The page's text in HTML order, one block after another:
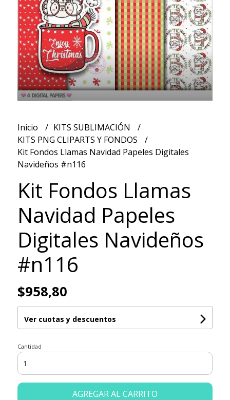
Inicio
KITS SUBLIMACIÓN
KITS PNG CLIPARTS Y FONDOS
Kit Fondos Llamas Navidad Papeles Digitales
Navideños #n116
Kit Fondos Llamas
Navidad Papeles
Digitales Navideños
#n116
$958,80
Ver cuotas y descuentos
Cantidad
AGREGAR AL CARRITO